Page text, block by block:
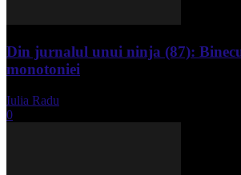
Din jurnalul unui ninja (87):
monotoniei
Iulia Radu
0